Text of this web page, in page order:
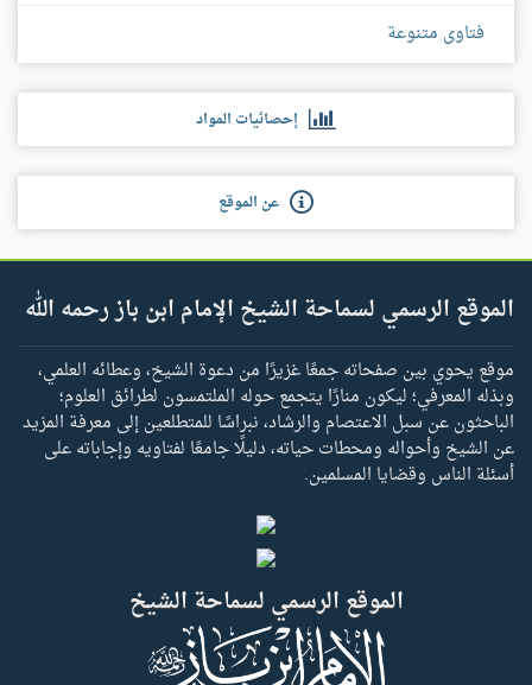
فتاوى متنوعة
إحصائيات المواد
عن الموقع
الموقع الرسمي لسماحة الشيخ الإمام ابن باز رحمه الله
موقع يحوي بين صفحاته جمعًا غزيرًا من دعوة الشيخ، وعطائه العلمي،
وبذله المعرفي؛ ليكون منارًا يتجمع حوله الملتمسون لطرائق العلوم؛
الباحثون عن سبل الاعتصام والرشاد، نبراسًا للمتطلعين إلى معرفة المزيد
عن الشيخ وأحواله ومحطات حياته، دليلًا جامعًا لفتاويه وإجاباته على
أسئلة الناس وقضايا المسلمين.
الموقع الرسمي لسماحة الشيخ